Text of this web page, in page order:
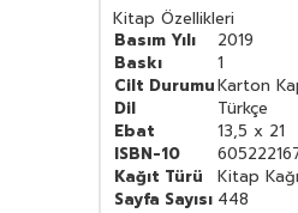
Kitap Özellikleri
Basım Yılı
2019
Baskı
1
Cilt DurumuKarton
Dil
Türkçe
Ebat
13,5 x 21
ISBN-10
Kağıt Türü
Kitap
Sayfa Sayısı 448